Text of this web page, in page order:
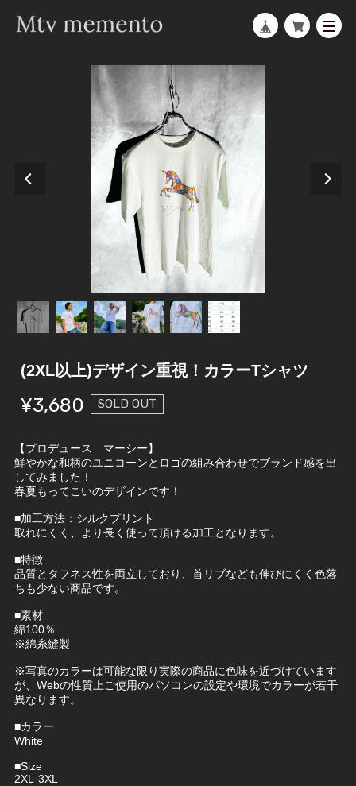
(2XL以上)デザイン重視！カラーTシャツ
¥3,680 SOLD OUT
【プロデュース マーシー】
鮮やかな和柄のユニコーンとロゴの組み合わせでブランド感を出
してみました！
春夏もってこいのデザインです！
■加工方法：シルクプリント
取れにくく、より長く使って頂ける加工となります。
■特徴
品質とタフネス性を両立しており、首リブなども伸びにくく色落
ちも少ない商品です。
■素材
綿100％
※綿糸縫製
※写真のカラーは可能な限り実際の商品に色味を近づけています
が、Webの性質上ご使用のパソコンの設定や環境でカラーが若干
異なります。
■カラー
White
■Size
2XL-3XL